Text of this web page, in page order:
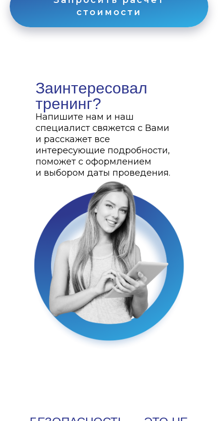
стоимости
Заинтересовал
тренинг?
Напишите нам и наш
специалист свяжется с Вами
и расскажет все
интересующие подробности,
поможет с оформлением
и выбором даты проведения.